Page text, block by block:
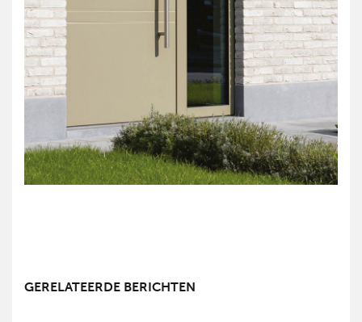
GERELATEERDE BERICHTEN